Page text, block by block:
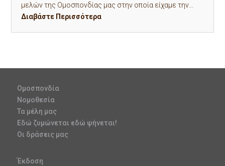
μελών της Ομοσπονδίας μας στην οποία είχαμε την...
Διαβάστε Περισσότερα
Ομοσπονδία
Νομοθεσία
Τα μέλη μας
Εδώ ζυμώνεται εδώ ψήνεται!
Οι δράσεις μας
Έκδοση